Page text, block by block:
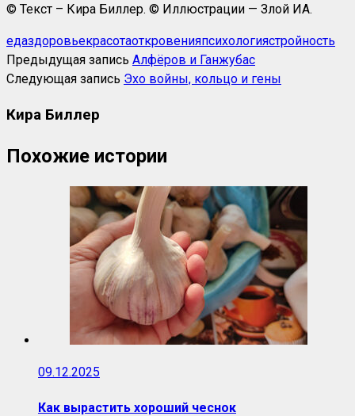
© Текст – Кира Биллер. © Иллюстрации — Злой ИА.
едаздоровьекрасотаоткровенияпсихологиястройность
Предыдущая запись Алфёров и Ганжубас
Следующая запись Эхо войны, кольцо и гены
Кира Биллер
Похожие истории
09.12.2025
Как вырастить хороший чеснок